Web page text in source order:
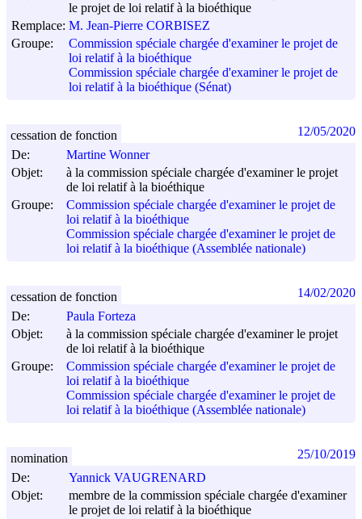
le projet de loi relatif à la bioéthique
Remplace: M. Jean-Pierre CORBISEZ
Groupe:
Commission spéciale chargée d'examiner le projet de
loi relatif à la bioéthique
Commission spéciale chargée d'examiner le projet de
loi relatif à la bioéthique (Sénat)
De:
Martine Wonner
Objet:
à la commission spéciale chargée d'examiner le projet
de loi relatif à la bioéthique
Groupe:
Commission spéciale chargée d'examiner le projet de
loi relatif à la bioéthique
Commission spéciale chargée d'examiner le projet de
loi relatif à la bioéthique (Assemblée nationale)
cessation de fonction 12/05/2020
De:
Paula Forteza
Objet:
à la commission spéciale chargée d'examiner le projet
de loi relatif à la bioéthique
Groupe:
Commission spéciale chargée d'examiner le projet de
loi relatif à la bioéthique
Commission spéciale chargée d'examiner le projet de
loi relatif à la bioéthique (Assemblée nationale)
cessation de fonction 14/02/2020
De:
Yannick VAUGRENARD
Objet:
membre de la commission spéciale chargée d'examiner
le projet de loi relatif à la bioéthique
nomination 25/10/2019